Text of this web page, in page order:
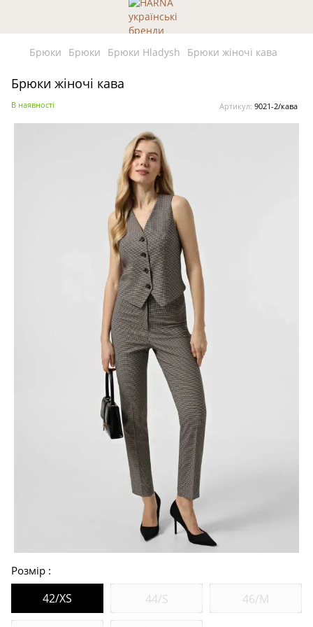
Брюки Брюки Брюки Hladysh Брюки жіночі кава
Брюки жіночі кава
В наявності Артикул: 9021-2/кава
Розмір
42/XS 44/S 46/M